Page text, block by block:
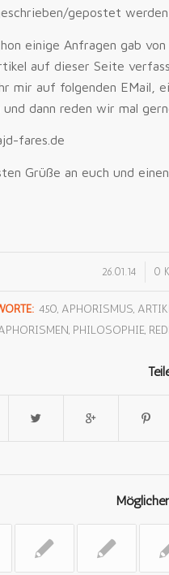
gepostet
einige Anfragen gab
auf dieser Seite
mir auf folgenden EMail,
und dann reden wir mal
fares.de
Grüße an euch und
26.01.14 0
450, APHORISMUS,
, PHILOSOPHIE,